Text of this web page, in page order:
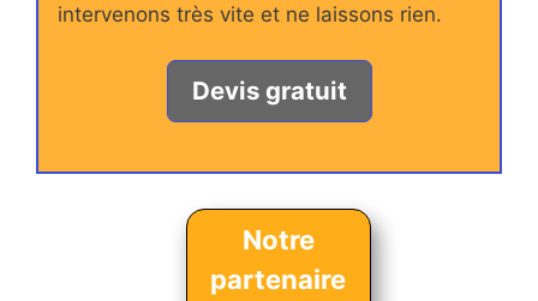
intervenons très vite et ne laissons rien.
Devis gratuit
Notre
partenaire